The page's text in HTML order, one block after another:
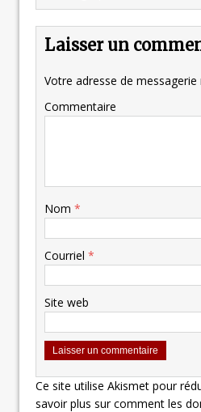
Laisser un
Votre adresse de messagerie
Commentaire
Nom *
Courriel *
Site web
Ce site utilise Akismet pour
savoir plus sur comment les